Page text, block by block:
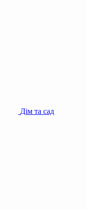
Дім та сад